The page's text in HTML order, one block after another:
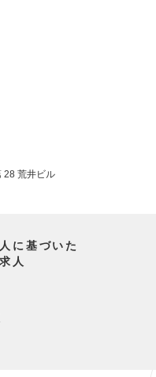
28 荒井ビル
に基づいた
人